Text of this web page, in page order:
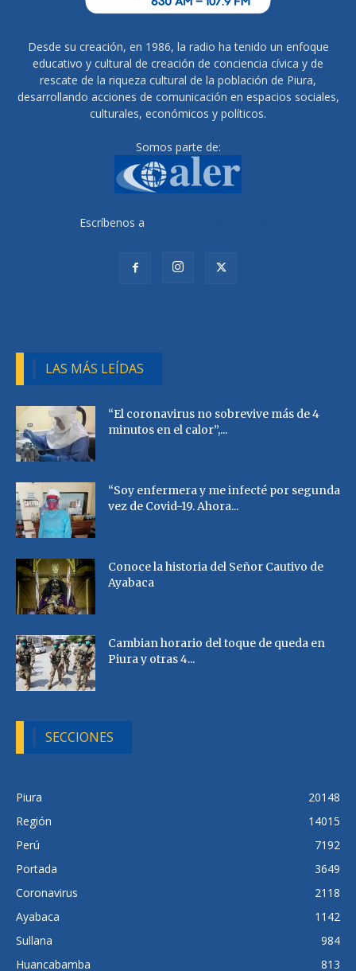
Desde su creación, en 1986, la radio ha tenido un enfoque
educativo y cultural de creación de conciencia cívica y de
rescate de la riqueza cultural de la población de Piura,
desarrollando acciones de comunicación en espacios sociales,
culturales, económicos y políticos.
Somos parte de:
Escríbenos a
LAS MÁS LEÍDAS
“El coronavirus no sobrevive más de 4
minutos en el calor”,...
“Soy enfermera y me infecté por segunda
vez de Covid-19. Ahora...
Conoce la historia del Señor Cautivo de
Ayabaca
Cambian horario del toque de queda en
Piura y otras 4...
SECCIONES
Piura
20148
Región
14015
Perú
7192
Portada
3649
Coronavirus
2118
Ayabaca
1142
Sullana
984
Huancabamba
813